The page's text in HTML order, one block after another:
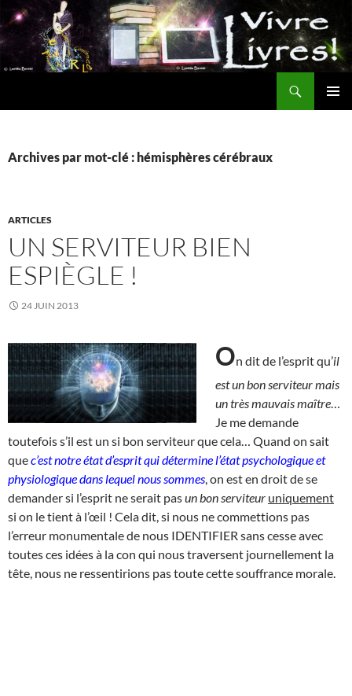
Aller
au
contenu
Archives par mot-clé : hémisphères cérébraux
ARTICLES
UN SERVITEUR BIEN
ESPIÈGLE !
24 JUIN 2013
On dit de l’esprit qu’il
est un bon serviteur mais
un très mauvais maître
Je me demande
toutefois s’il est un si bon serviteur que cela… Quand on sait
quec’est notre état d’esprit qui détermine l’état psychologique et
physiologique dans lequel nous sommes , on est en droit de se
demander si l’esprit ne serait pasun bon serviteur uniquement
si on le tient à l’œil ! Cela dit, si nous ne commettions pas
l’erreur monumentale de nous IDENTIFIER sans cesse avec
toutes ces idées à la con qui nous traversent journellement la
tête, nous ne ressentirions pas toute cette souffrance morale.